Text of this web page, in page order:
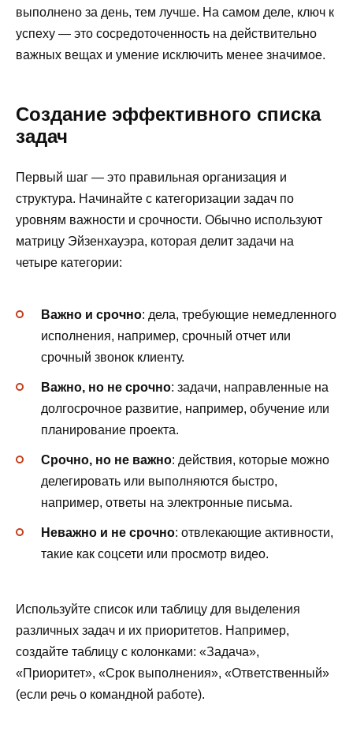
выполнено за день, тем лучше. На самом деле, ключ к
успеху — это сосредоточенность на действительно
важных вещах и умение исключить менее значимое.
Создание эффективного списка
задач
Первый шаг — это правильная организация и
структура. Начинайте с категоризации задач по
уровням важности и срочности. Обычно используют
матрицу Эйзенхауэра, которая делит задачи на
четыре категории:
Важно и срочно: дела, требующие немедленного
исполнения, например, срочный отчет или
срочный звонок клиенту.
Важно, но не срочно: задачи, направленные на
долгосрочное развитие, например, обучение или
планирование проекта.
Срочно, но не важно: действия, которые можно
делегировать или выполняются быстро,
например, ответы на электронные письма.
Неважно и не срочно: отвлекающие активности,
такие как соцсети или просмотр видео.
Используйте список или таблицу для выделения
различных задач и их приоритетов. Например,
создайте таблицу с колонками: «Задача»,
«Приоритет», «Срок выполнения», «Ответственный»
(если речь о командной работе).